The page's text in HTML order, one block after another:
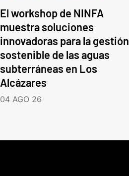
El workshop de NINFA
muestra soluciones
innovadoras para la gestión
sostenible de las aguas
subterráneas en Los
Alcázares
04 AGO 26